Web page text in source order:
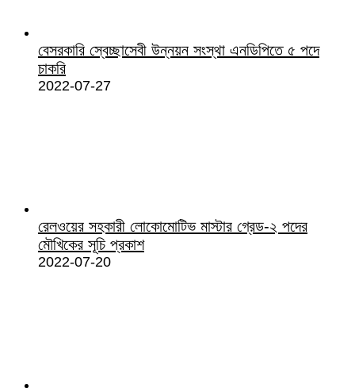
বেসরকারি স্বেচ্ছাসেবী উন্নয়ন সংস্থা এনডিপিতে ৫ পদে
চাকরি
2022-07-27
রেলওয়ের সহকারী লোকোমোটিভ মাস্টার গ্রেড-২ পদের
মৌখিকের সূচি প্রকাশ
2022-07-20